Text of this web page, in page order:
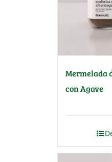
Mermelada
con Agave